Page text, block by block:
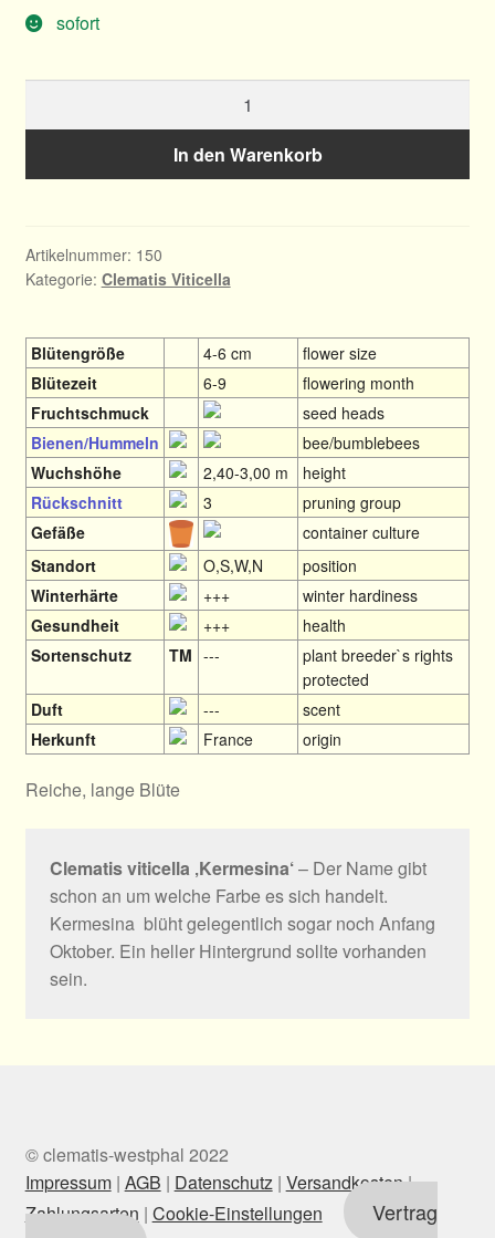
sofort
Menge
In den Warenkorb
Artikelnummer: 150
Kategorie: Clematis Viticella
Blütengröße 4-6 cm
flower size
Blütezeit
6-9
flowering month
Fruchtschmuck
seed heads
Bienen/Hummeln
bee/bumblebees
Wuchshöhe
2,40-3,00 m
height
Rückschnitt
3
pruning group
Gefäße
container culture
Standort
O,S,W,N
position
Winterhärte
+++
winter hardiness
Gesundheit
+++
health
Sortenschutz
TM ---
plant breeder`s rights
protected
Duft
---
scent
Herkunft
France origin
Reiche, lange Blüte
Clematis viticella ‚Kermesina‘– Der Name gibt
schon an um welche Farbe es sich handelt.
Kermesina blüht gelegentlich sogar noch Anfang
Oktober. Ein heller Hintergrund sollte vorhanden
sein.
© clematis-westphal 2022
Impressum| AGB | Datenschutz | Versandkosten|
Zahlungsarten | Cookie-Einstellungen
Vertrag